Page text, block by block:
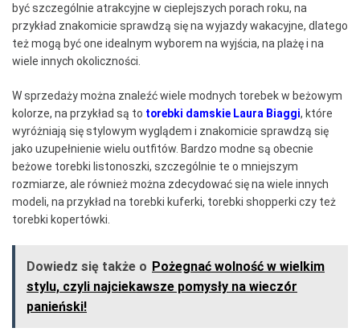
być szczególnie atrakcyjne w cieplejszych porach roku, na
przykład znakomicie sprawdzą się na wyjazdy wakacyjne, dlatego
też mogą być one idealnym wyborem na wyjścia, na plażę i na
wiele innych okoliczności.
W sprzedaży można znaleźć wiele modnych torebek w beżowym
kolorze, na przykład są to torebki damskie Laura Biaggi, które
wyróżniają się stylowym wyglądem i znakomicie sprawdzą się
jako uzupełnienie wielu outfitów. Bardzo modne są obecnie
beżowe torebki listonoszki, szczególnie te o mniejszym
rozmiarze, ale również można zdecydować się na wiele innych
modeli, na przykład na torebki kuferki, torebki shopperki czy też
torebki kopertówki.
Dowiedz się także o Pożegnać wolność w wielkim
stylu, czyli najciekawsze pomysły na wieczór
panieński!